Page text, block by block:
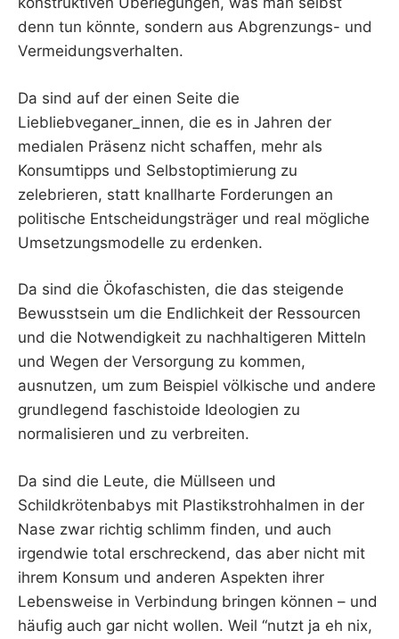
denn tun könnte, sondern aus Abgrenzungs- und
Vermeidungsverhalten.
Da sind auf der einen Seite die
Liebliebveganer_innen, die es in Jahren der
medialen Präsenz nicht schaffen, mehr als
Konsumtipps und Selbstoptimierung zu
zelebrieren, statt knallharte Forderungen an
politische Entscheidungsträger und real mögliche
Umsetzungsmodelle zu erdenken.
Da sind die Ökofaschisten, die das steigende
Bewusstsein um die Endlichkeit der Ressourcen
und die Notwendigkeit zu nachhaltigeren Mitteln
und Wegen der Versorgung zu kommen,
ausnutzen, um zum Beispiel völkische und andere
grundlegend faschistoide Ideologien zu
normalisieren und zu verbreiten.
Da sind die Leute, die Müllseen und
Schildkrötenbabys mit Plastikstrohhalmen in der
Nase zwar richtig schlimm finden, und auch
irgendwie total erschreckend, das aber nicht mit
ihrem Konsum und anderen Aspekten ihrer
Lebensweise in Verbindung bringen können – und
häufig auch gar nicht wollen. Weil “nutzt ja eh nix,